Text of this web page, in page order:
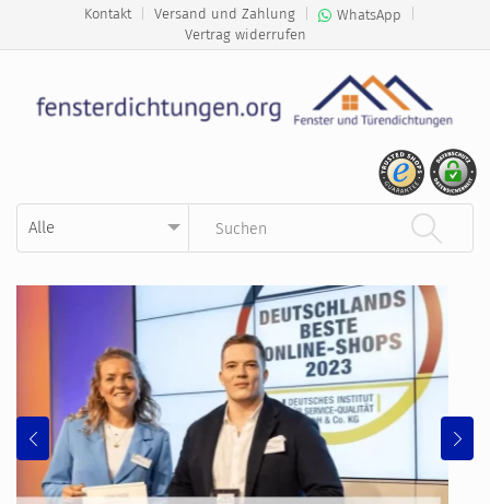
Kontakt Versand und Zahlung WhatsApp
Vertrag widerrufen
Previous